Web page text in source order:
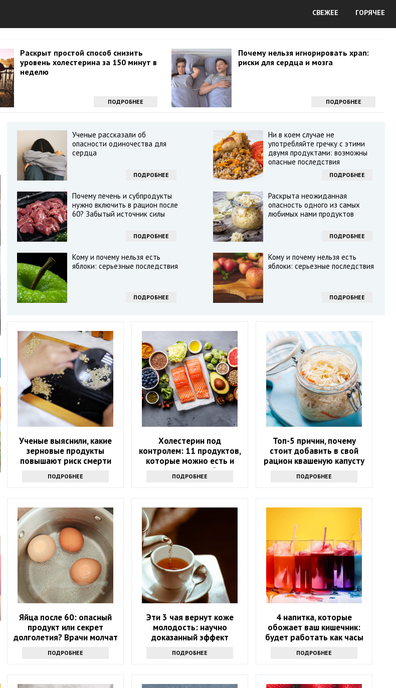
СВЕЖЕЕ ГОРЯЧЕЕ
Раскрыт простой способ снизить
уровень холестерина за 150 минут в
неделю
ПОДРОБНЕЕ
Почему нельзя игнорировать храп:
риски для сердца и мозга
ПОДРОБНЕЕ
Ученые рассказали об
опасности одиночества для
сердца
ПОДРОБНЕЕ
Ни в коем случае не
употребляйте гречку с этими
двумя продуктами: возможны
опасные последствия
ПОДРОБНЕЕ
Почему печень и субпродукты
нужно включить в рацион после
60? Забытый источник силы
ПОДРОБНЕЕ
Раскрыта неожиданная
опасность одного из самых
любимых нами продуктов
ПОДРОБНЕЕ
Кому и почему нельзя есть
яблоки: серьезные последствия
ПОДРОБНЕЕ
Кому и почему нельзя есть
яблоки: серьезные последствия
ПОДРОБНЕЕ
Ученые выяснили, какие
зерновые продукты
повышают риск смерти
ПОДРОБНЕЕ
Холестерин под
контролем: 11 продуктов,
которые можно есть и
которых стоит избегать
ПОДРОБНЕЕ
Топ-5 причин, почему
стоит добавить в свой
рацион квашеную капусту
ПОДРОБНЕЕ
Яйца после 60: опасный
продукт или секрет
долголетия? Врачи молчат
ПОДРОБНЕЕ
Эти 3 чая вернут коже
молодость: научно
доказанный эффект
ПОДРОБНЕЕ
4 напитка, которые
обожает ваш кишечник:
будет работать как часы
ПОДРОБНЕЕ